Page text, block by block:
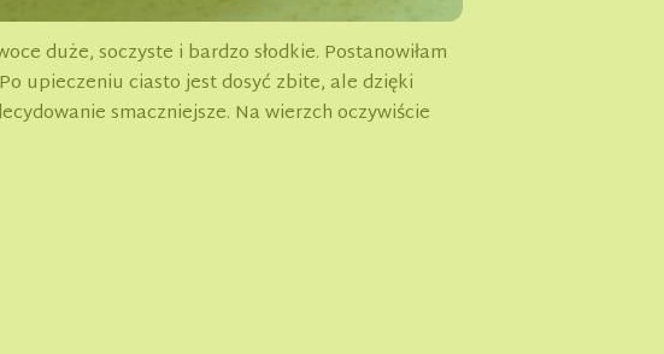
duże, soczyste i bardzo słodkie. Postanowiłam
upieczeniu ciasto jest dosyć zbite, ale dzięki
smaczniejsze. Na wierzch oczywiście